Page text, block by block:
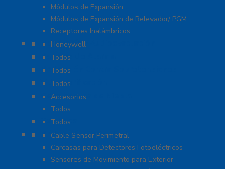
Módulos de Expansión
Módulos de Expansión de Relevador/ PGM
Receptores Inalámbricos
Megafonía y Audioevacuación
Honeywell
Paneles de Alarma
Todos
Protección Contra Sobretensiones
Todos
Videoverificación
Todos
Generadores de Niebla
Accesorios
Todos
Teclados
Todos
Protección Perimetral
Cable Sensor Perimetral
Carcasas para Detectores Fotoeléctricos
Sensores de Movimiento para Exterior